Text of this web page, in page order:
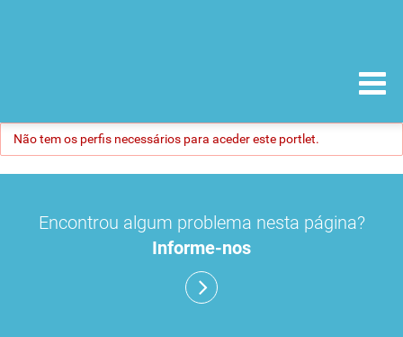
Não tem os perfis necessários para aceder este portlet.
Encontrou algum problema nesta página?
Informe-nos